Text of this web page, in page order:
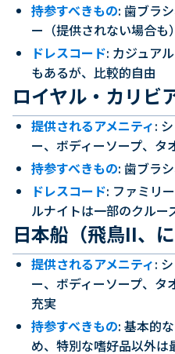
持参すべきもの: 歯ブラ
ー（提供されない場合も）
ドレスコード: カジュア
もあるが、比較的自由
ロイヤル・カリビ
提供されるアメニティ:
ー、ボディーソープ、タ
持参すべきもの: 歯ブラ
ドレスコード: ファミリ
ルナイトは一部のクルー
日本船（飛鳥II、
提供されるアメニティ:
ー、ボディーソープ、タ
充実
持参すべきもの: 基本的
め、特別な嗜好品以外は